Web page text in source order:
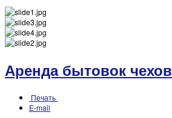
Аренда бытовок чехов
Печать
E-mail